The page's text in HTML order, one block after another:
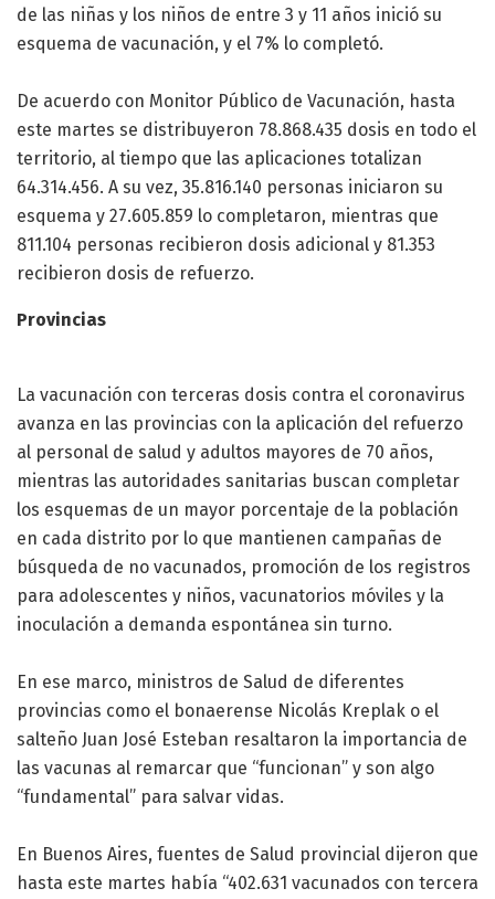
de las niñas y los niños de entre 3 y 11 años inició su
esquema de vacunación, y el 7% lo completó.
De acuerdo con Monitor Público de Vacunación, hasta
este martes se distribuyeron 78.868.435 dosis en todo el
territorio, al tiempo que las aplicaciones totalizan
64.314.456. A su vez, 35.816.140 personas iniciaron su
esquema y 27.605.859 lo completaron, mientras que
811.104 personas recibieron dosis adicional y 81.353
recibieron dosis de refuerzo.
Provincias
La vacunación con terceras dosis contra el coronavirus
avanza en las provincias con la aplicación del refuerzo
al personal de salud y adultos mayores de 70 años,
mientras las autoridades sanitarias buscan completar
los esquemas de un mayor porcentaje de la población
en cada distrito por lo que mantienen campañas de
búsqueda de no vacunados, promoción de los registros
para adolescentes y niños, vacunatorios móviles y la
inoculación a demanda espontánea sin turno.
En ese marco, ministros de Salud de diferentes
provincias como el bonaerense Nicolás Kreplak o el
salteño Juan José Esteban resaltaron la importancia de
las vacunas al remarcar que “funcionan” y son algo
“fundamental” para salvar vidas.
En Buenos Aires, fuentes de Salud provincial dijeron que
hasta este martes había “402.631 vacunados con tercera